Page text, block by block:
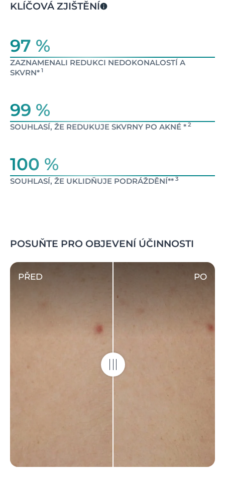
KLÍČOVÁ ZJIŠTĚNÍ
97 %
ZAZNAMENALI REDUKCI NEDOKONALOSTÍ A
SKVRN* 1
99 %
SOUHLASÍ, ŽE REDUKUJE SKVRNY PO AKNÉ * 2
100 %
SOUHLASÍ, ŽE UKLIDŇUJE PODRÁŽDĚNÍ** 3
POSUŇTE PRO OBJEVENÍ ÚČINNOSTI
PŘED PO